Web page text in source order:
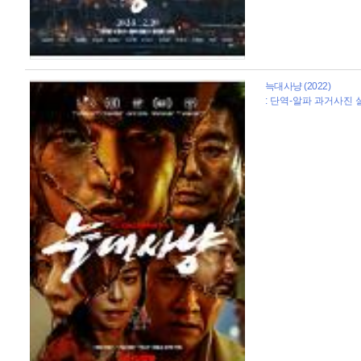
늑대사냥 (2022)
: 단역-알파 과거사진